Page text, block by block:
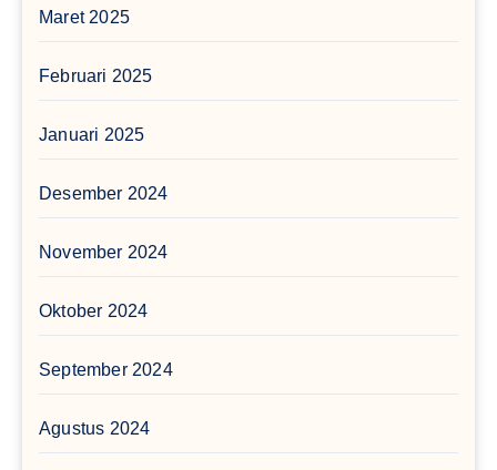
Maret 2025
Februari 2025
Januari 2025
Desember 2024
November 2024
Oktober 2024
September 2024
Agustus 2024